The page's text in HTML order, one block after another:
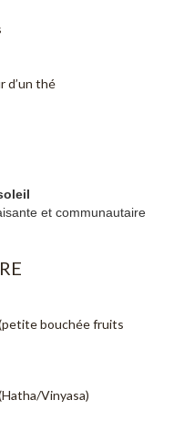
d’un thé
et communautaire
bouchée fruits
Vinyasa)